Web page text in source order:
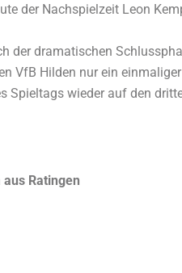
der Nachspielzeit Leon
der dramatischen
VfB Hilden nur ein
Spieltags wieder auf den
Ratingen